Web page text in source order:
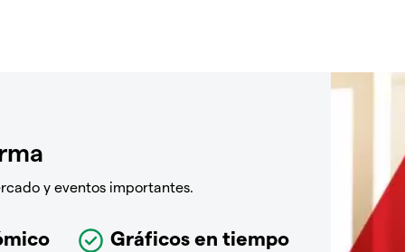
y eventos importantes.
Gráficos en tiempo